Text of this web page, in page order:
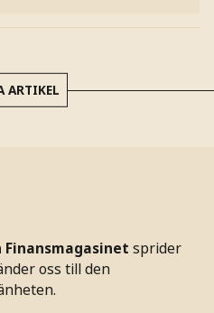
ARTIKEL
Finansmagasinet sprider
oss till den